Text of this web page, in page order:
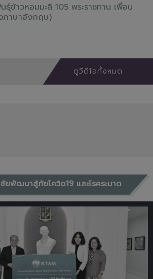
ธุ์ข้าวหอมมะลิ 105 พระราชทาน เพื่อน
ภาษาอังกฤษ)
ดูวีดีโอทั้งหมด
ยพัฒนาสู้ภัยโควิด19 และโรคระบาด